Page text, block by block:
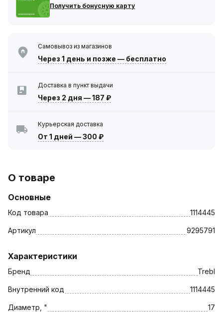
Получить бонусную карту
Самовывоз из магазинов
Через 1 день и позже — бесплатно
Доставка в пункт выдачи
Через 2 дня —187 ₽
Курьерская доставка
От 1 дней —300 ₽
О товаре
Основные
Код товара 1114445
Артикул 9295791
Характеристики
Бренд Trebl
Внутренний код 1114445
Диаметр, " 17